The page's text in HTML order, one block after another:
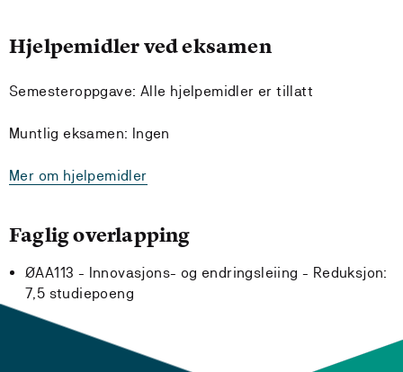
Hjelpemidler ved eksamen
Semesteroppgave: Alle hjelpemidler er tillatt
Muntlig eksamen: Ingen
Mer om hjelpemidler
Faglig overlapping
ØAA113 - Innovasjons- og endringsleiing - Reduksjon:
7,5 studiepoeng